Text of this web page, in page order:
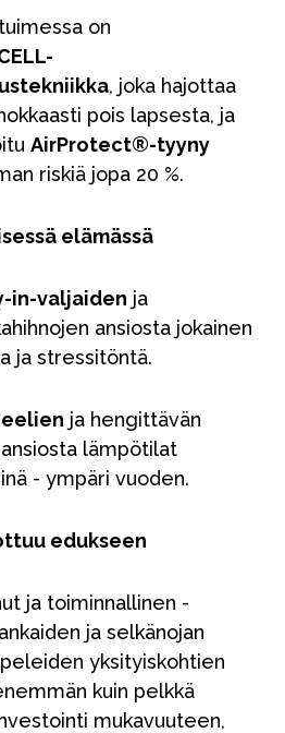
on
, joka hajottaa
pois lapsesta, ja
AirProtect®-tyyny
riskiä jopa 20 %.
elämässä
in-valjaiden ja
ansiosta jokainen
ja stressitöntä.
ja hengittävän
lämpötilat
- ympäri vuoden.
edukseen
ja toiminnallinen -
ja selkänojan
yksityiskohtien
kuin pelkkä
mukavuuteen,